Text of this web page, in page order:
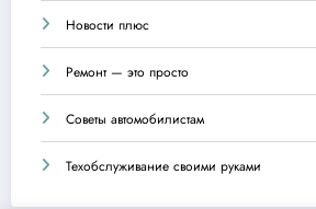
Новости плюс
Ремонт — это просто
Советы автомобилистам
Техобслуживание своими руками